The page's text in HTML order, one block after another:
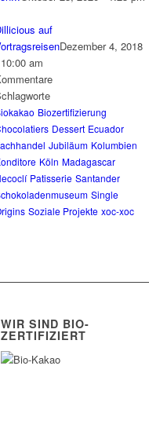
auf
Dezember 4, 2018
am
Biozertifizierung
Dessert Ecuador
Jubiläum Kolumbien
Köln Madagascar
Patisserie Santander
Single
Soziale Projekte xoc-xoc
WIR SIND BIO-
ZERTIFIZIERT